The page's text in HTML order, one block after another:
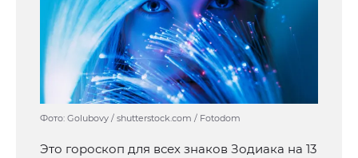
Фото: Golubovy / shutterstock.com / Fotodom
Это гороскоп для всех знаков Зодиака на 13